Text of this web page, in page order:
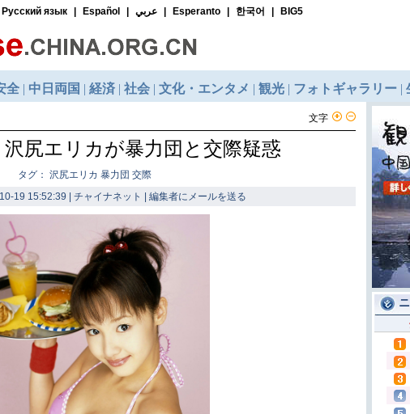
文字
尻エリカが暴力団と交際疑惑
タグ： 沢尻エリカ 暴力団 交際
19 15:52:39 | チャイナネット | 編集者にメールを送る